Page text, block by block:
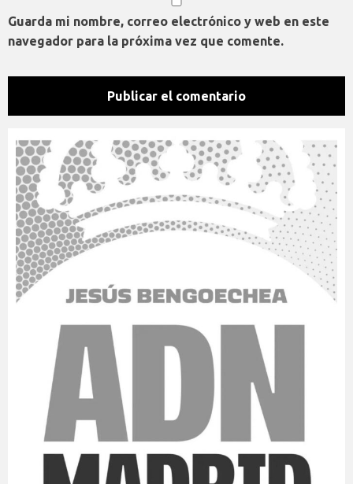
Guarda mi nombre, correo electrónico y web en este
navegador para la próxima vez que comente.